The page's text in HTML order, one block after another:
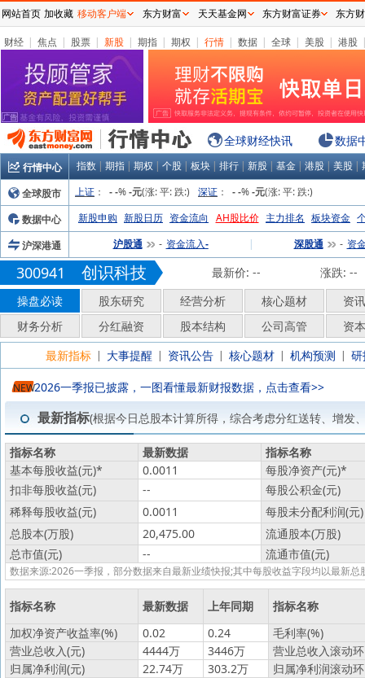
财经 | 焦点 | 股票 | 新股 | 期指 | 期权 | 行情 | 数据 | 全球 | 美股 | 港股
全球财经快讯 数据
行情中心 指数 | 期指 | 期权 | 个股 | 板块 | 排行 | 新股 | 基金 | 港股 | 美股 |
全球股市
上证 ： - -% -元(涨:平:跌:) 深证 ： - -% -元(涨:平:跌:)
数据中心
新股申购 新股日历 资金流向 AH股比价 主力排名 板块资金
沪深港通
沪股通 - 资金流入- | 深股通 - 资
300941 创识科技 最新价: -- 涨跌: --
操盘必读
股东研究 经营分析 核心题材
资
财务分析
分红融资 股本结构 公司高管
资
最新指标 | 大事提醒 | 资讯公告 | 核心题材 | 机构预测 |
NEW2026一季报已披露，一图看懂最新财报数据，点击查看>>
最新指标(根据今日总股本计算所得，综合考虑分红送转、增发
指标名称 最新数据
指标名称
基本每股收益(元)* 0.0011 每股净资产(元)*
扣非每股收益(元)
--
每股公积金(元)
稀释每股收益(元)
0.0011
每股未分配利润(元)
总股本(万股)
20,475.00
流通股本(万股)
总市值(元)
-- 流通市值(元)
数据来源:2026一季报，部分数据来自最新业绩快报;其中每股收益字段均以最新
指标名称 最新数据 上年同期
指标名称
加权净资产收益率(%)
0.02 0.24
毛利率(%)
营业总收入(元)
4444万 3446万
营业总收入滚动
归属净利润(元)
22.74万 303.2万
归属净利润滚动
网站首页 加收藏 移动客户端 东方财富 天天基金网 东方财富证券 东方